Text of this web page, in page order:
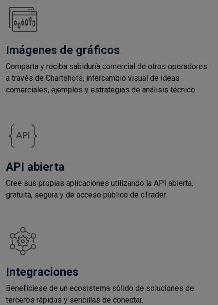
Imágenes de gráficos
Comparta y reciba sabiduría comercial de otros operadores
a través de Chartshots, intercambio visual de ideas
comerciales, ejemplos y estrategias de análisis técnico.
API abierta
Cree sus propias aplicaciones utilizando la API abierta,
gratuita, segura y de acceso público de cTrader.
Integraciones
Benefíciese de un ecosistema sólido de soluciones de
terceros rápidas y sencillas de conectar.